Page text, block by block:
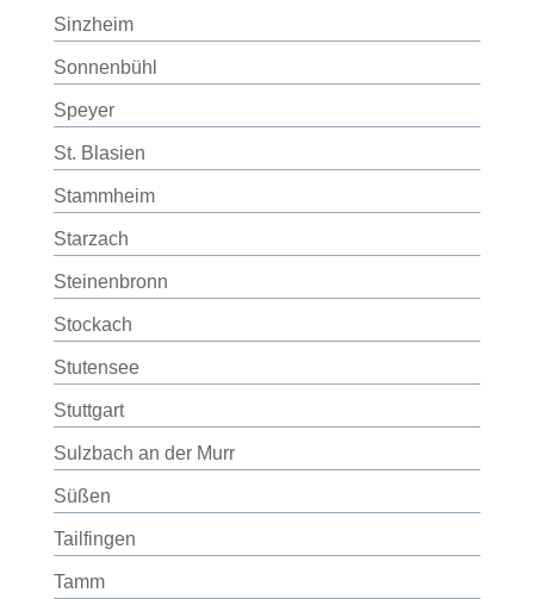
Sinzheim
Sonnenbühl
Speyer
St. Blasien
Stammheim
Starzach
Steinenbronn
Stockach
Stutensee
Stuttgart
Sulzbach an der Murr
Süßen
Tailfingen
Tamm